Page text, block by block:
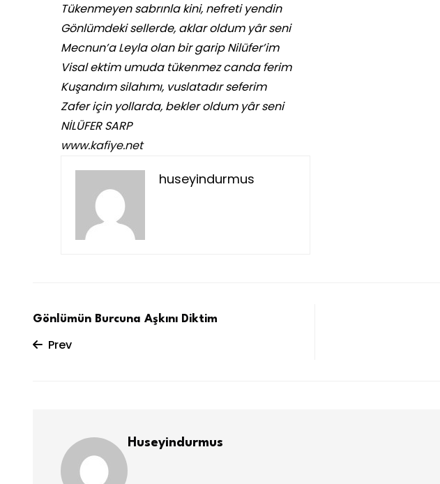
Tükenmeyen sabrınla kini, nefreti yendin
Gönlümdeki sellerde, aklar oldum yâr seni
Mecnun’a Leyla olan bir garip Nilüfer’im
Visal ektim umuda tükenmez canda ferim
Kuşandım silahımı, vuslatadır seferim
Zafer için yollarda, bekler oldum yâr seni
NİLÜFER SARP
www.kafiye.net
huseyindurmus
Gönlümün Burcuna Aşkını Diktim
Prev
Huseyindurmus